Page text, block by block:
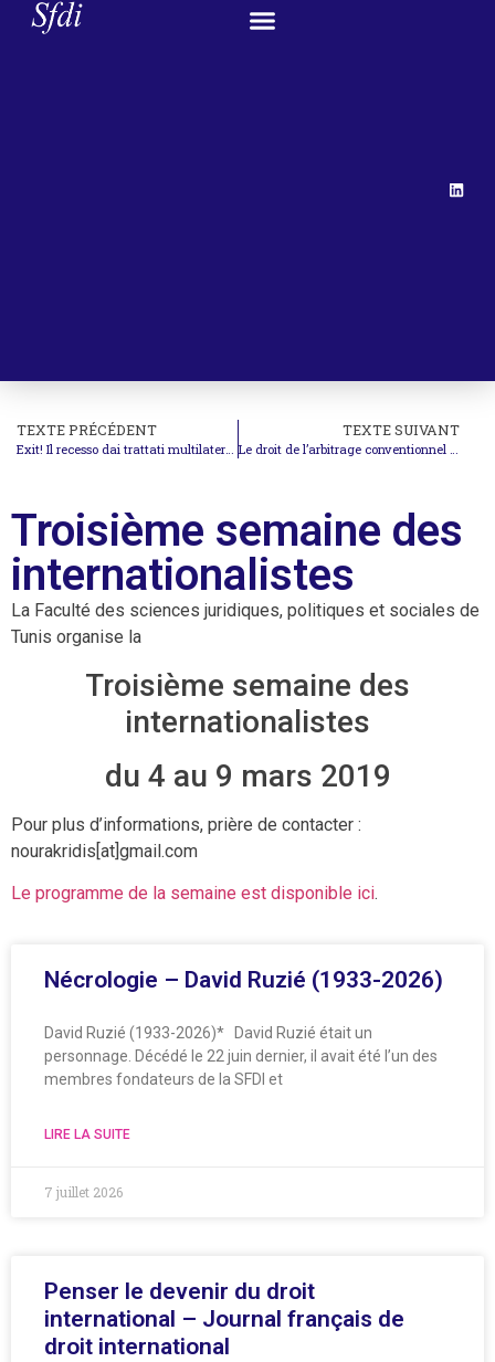
TEXTE PRÉCÉDENT
Exit! Il recesso dai trattati multilaterali Crisi e nuovi slanci nella cooperazione internazionale ed europea
TEXTE SUIVANT
Le droit de l’arbitrage conventionnel en matière d’investissements
Troisième semaine des
internationalistes
La Faculté des sciences juridiques, politiques et sociales de
Tunis organise la
Troisième semaine des
internationalistes
du 4 au 9 mars 2019
Pour plus d’informations, prière de contacter :
nourakridis[at]gmail.com
Le programme de la semaine est disponible ici.
Nécrologie – David Ruzié (1933-2026)
David Ruzié (1933-2026)* David Ruzié était un
personnage. Décédé le 22 juin dernier, il avait été l’un des
membres fondateurs de la SFDI et
LIRE LA SUITE
7 juillet 2026
Penser le devenir du droit
international – Journal français de
droit international